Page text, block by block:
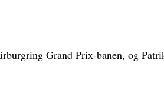
Grand Prix-banen, og